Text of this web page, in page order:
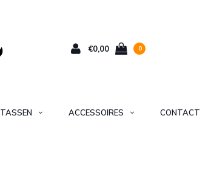
€0,00 0
TASSEN ACCESSOIRES CONTACT